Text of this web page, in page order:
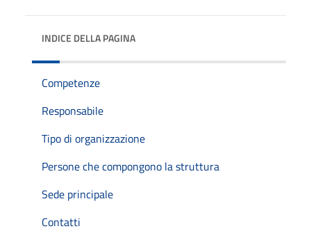
INDICE DELLA PAGINA
Competenze
Responsabile
Tipo di organizzazione
Persone che compongono la struttura
Sede principale
Contatti